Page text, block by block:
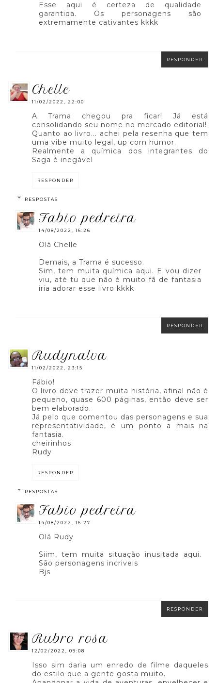
Esse aqui é certeza de qualidade
garantida. Os personagens são
extremamente cativantes kkkk
RESPONDER
chelle
11/02/2022, 22:00
A Trama chegou pra ficar! Já está
consolidando seu nome no mercado editorial!
Quanto ao livro... achei pela resenha que tem
uma vibe muito legal, up com humor.
Realmente a química dos integrantes do
Saga é inegável
RESPONDER
RESPOSTAS
fabio pedreira
14/08/2022, 16:26
Olá Chelle
Demais, a Trama é sucesso.
Sim, tem muita química aqui. E vou dizer
viu, até tu que não é muito fã de fantasia
iria adorar esse livro kkkk
RESPONDER
rudynalva
11/02/2022, 23:15
Fábio!
O livro deve trazer muita história, afinal não é
pequeno, quase 600 páginas, então deve ser
bem elaborado.
Já pelo que comentou das personagens e sua
representatividade, é um ponto a mais na
fantasia.
cheirinhos
Rudy
RESPONDER
RESPOSTAS
fabio pedreira
14/08/2022, 16:27
Olá Rudy
Siim, tem muita situação inusitada aqui.
São personagens incriveis
Bjs
RESPONDER
rubro rosa
12/02/2022, 09:08
Isso sim daria um enredo de filme daqueles
do estilo que a gente gosta muito.